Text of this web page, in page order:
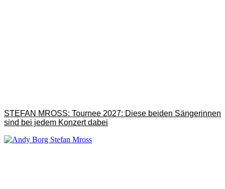
STEFAN MROSS: Tournee 2027: Diese beiden Sängerinnen
sind bei jedem Konzert dabei